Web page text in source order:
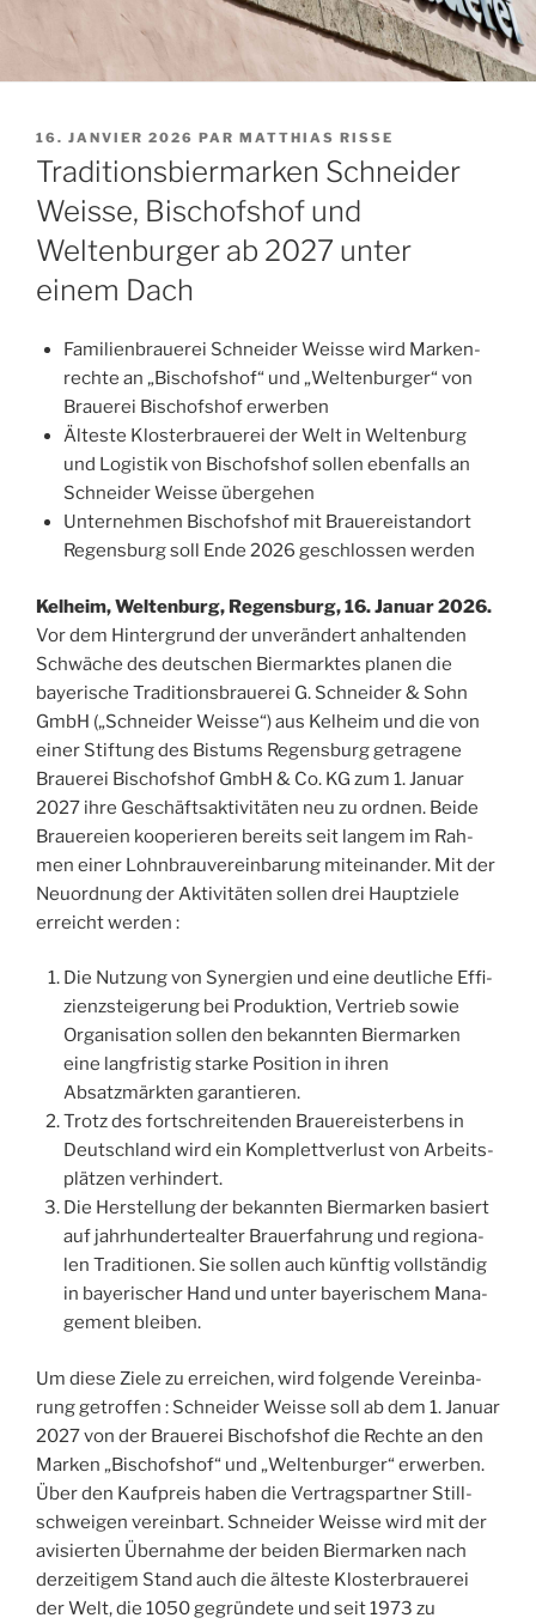
PUBLIÉ
LE
16. JANVIER 2026 PAR MATTHIAS RISSE
Traditionsbiermarken Schneider
Weisse, Bischofshof und
Weltenburger ab 2027 unter
einem Dach
Fami­lien­braue­rei Schnei­der Weisse wird Mar­ken­
rechte an „Bischof­shof“ und „Wel­ten­bur­ger“ von
Braue­rei Bischof­shof erwerben
Älteste Klos­ter­braue­rei der Welt in Wel­ten­burg
und Logis­tik von Bischof­shof sol­len eben­falls an
Schnei­der Weisse übergehen
Unter­neh­men Bischof­shof mit Braue­reis­tan­dort
Regens­burg soll Ende 2026 ges­chlos­sen werden
Kel­heim, Wel­ten­burg, Regens­burg, 16. Januar 2026.
Vor dem Hin­ter­grund der unverän­dert anhal­ten­den
Schwäche des deut­schen Bier­marktes pla­nen die
baye­rische Tra­di­tions­braue­rei G. Schnei­der & Sohn
GmbH („Schnei­der Weisse“) aus Kel­heim und die von
einer Stif­tung des Bis­tums Regens­burg getra­gene
Braue­rei Bischof­shof GmbH & Co. KG zum 1. Januar
2027 ihre Ges­chäft­sak­ti­vitä­ten neu zu ord­nen. Beide
Braue­reien koo­pe­rie­ren bereits seit lan­gem im Rah­
men einer Lohn­brau­ve­rein­ba­rung mitei­nan­der. Mit der
Neuord­nung der Akti­vitä­ten sol­len drei Haupt­ziele
erreicht werden :
Die Nut­zung von Syner­gien und eine deut­liche Effi­
zienzs­tei­ge­rung bei Pro­duk­tion, Ver­trieb sowie
Orga­ni­sa­tion sol­len den bekann­ten Bier­mar­ken
eine lang­fris­tig starke Posi­tion in ihren
Absatzmärk­ten garantieren.
Trotz des fort­schrei­ten­den Braue­reis­ter­bens in
Deut­schland wird ein Kom­plett­ver­lust von Arbeits­
plät­zen verhindert.
Die Hers­tel­lung der bekann­ten Bier­mar­ken basiert
auf jah­rhun­der­teal­ter Brauer­fah­rung und regio­na­
len Tra­di­tio­nen. Sie sol­len auch künf­tig voll­stän­dig
in baye­ri­scher Hand und unter baye­ri­schem Mana­
ge­ment bleiben.
Um diese Ziele zu errei­chen, wird fol­gende Verein­ba­
rung getrof­fen : Schnei­der Weisse soll ab dem 1. Januar
2027 von der Braue­rei Bischof­shof die Rechte an den
Mar­ken „Bischof­shof“ und „Wel­ten­bur­ger“ erwer­ben.
Über den Kauf­preis haben die Ver­trag­spart­ner Stil­l­
sch­wei­gen verein­bart. Schnei­der Weisse wird mit der
avi­sier­ten Über­nahme der bei­den Bier­mar­ken nach
der­zei­ti­gem Stand auch die älteste Klos­ter­braue­rei
der Welt, die 1050 gegrün­dete und seit 1973 zu